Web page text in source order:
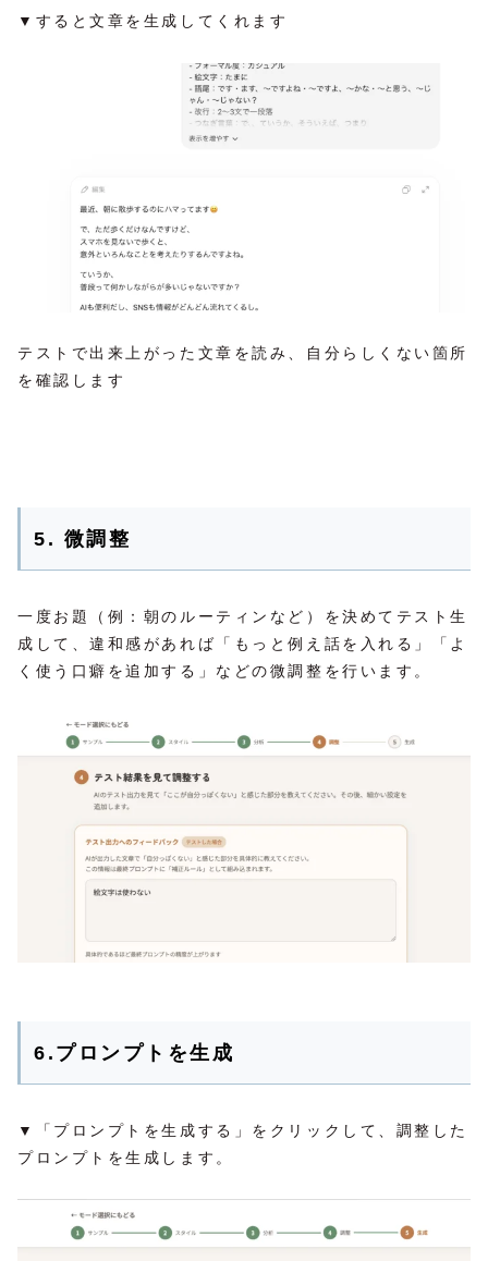
▼すると文章を生成してくれます
テストで出来上がった文章を読み、自分らしくない箇所
を確認します
5. 微調整
一度お題（例：朝のルーティンなど）を決めてテスト生
成して、違和感があれば「もっと例え話を入れる」「よ
く使う口癖を追加する」などの微調整を行います。
6.プロンプトを生成
▼「プロンプトを生成する」をクリックして、調整した
プロンプトを生成します。